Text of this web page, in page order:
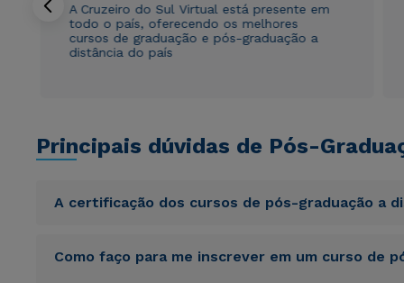
A Cruzeiro do Sul Virtual está presente em
todo o país, oferecendo os melhores
cursos de graduação e pós-graduação a
distância do país
Principais dúvidas de Pós-
A certificação dos cursos de pós-graduação a
totam rem aperiam, eaque ipsa quae ab illo inventore
Como faço para me inscrever em um curso de